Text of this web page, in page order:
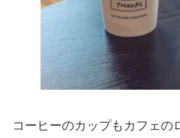
コーヒーのカップもカフェの